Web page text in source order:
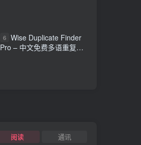
6 Wise Duplicate Finder
Pro – 中文免费多语重复文
阅读
通讯